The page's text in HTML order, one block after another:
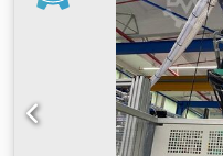
800 Control: Selogica
de funcionamiento: 8344
Fuerza de cierre: 2000
ancho: 1772 x 800 mm
mm Distancia entre las
Dodpjzfkfljfx Am Uock
Tamaño de la mesa